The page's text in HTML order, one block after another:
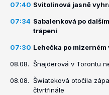
07:40 Svitolinová jasně
07:34 Sabalenková po
trápení
07:30 Lehečka po
08.08. Šnajderová v Torontu
08.08. Šwiateková otočila
čtvrtfinále